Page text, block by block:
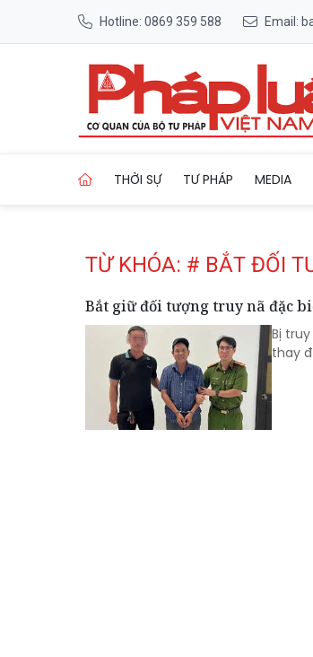
Hotline: 0869 359 588 Email:
THỜI SỰ TƯ PHÁP MEDIA
TỪ KHÓA: # BẮT ĐỐI
Bắt giữ đối tượng truy nã đặc
Bị
thay